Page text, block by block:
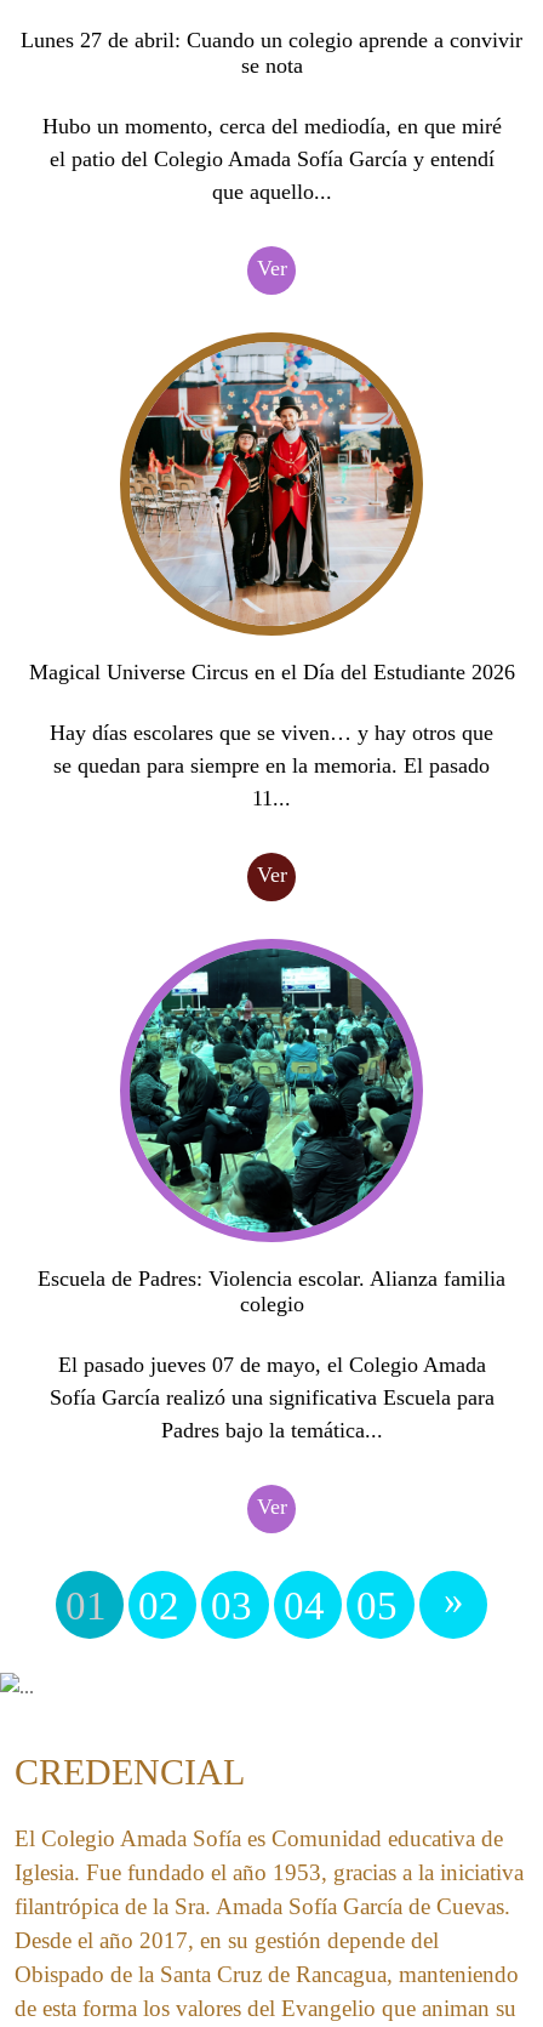
Lunes 27 de abril: Cuando un colegio aprende a convivir
se nota
Hubo un momento, cerca del mediodía, en que miré
el patio del Colegio Amada Sofía García y entendí
que aquello...
Ver
Magical Universe Circus en el Día del Estudiante 2026
Hay días escolares que se viven… y hay otros que
se quedan para siempre en la memoria. El pasado
11...
Ver
Escuela de Padres: Violencia escolar. Alianza familia
colegio
El pasado jueves 07 de mayo, el Colegio Amada
Sofía García realizó una significativa Escuela para
Padres bajo la temática...
Ver
01 02 03 04 05 »
CREDENCIAL
El Colegio Amada Sofía es Comunidad educativa de
Iglesia. Fue fundado el año 1953, gracias a la iniciativa
filantrópica de la Sra. Amada Sofía García de Cuevas.
Desde el año 2017, en su gestión depende del
Obispado de la Santa Cruz de Rancagua, manteniendo
de esta forma los valores del Evangelio que animan su